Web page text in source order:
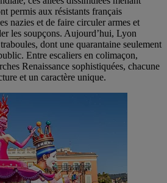
permis aux résistants français
nazies et de faire circuler armes et
les soupçons. Aujourd’hui, Lyon
dont une quarantaine seulement
Entre escaliers en colimaçon,
Renaissance sophistiquées, chacune
et un caractère unique.